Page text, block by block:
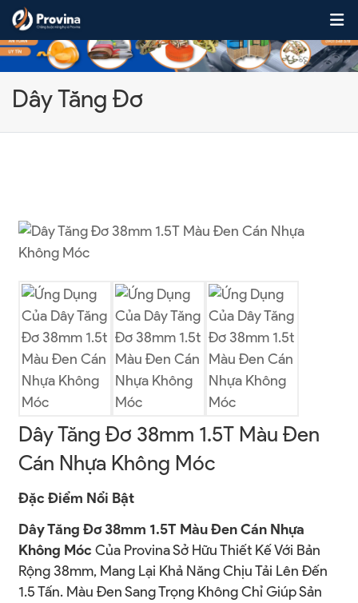
Skip to content
Dây Tăng Đơ
Dây Tăng Đơ 38mm 1.5T Màu Đen
Cán Nhựa Không Móc
Đặc Điểm Nổi Bật
Dây Tăng Đơ 38mm 1.5T Màu Đen Cán Nhựa
Không Móc Của Provina Sở Hữu Thiết Kế Với Bản
Rộng 38mm, Mang Lại Khả Năng Chịu Tải Lên Đến
1.5 Tấn. Màu Đen Sang Trọng Không Chỉ Giúp Sản